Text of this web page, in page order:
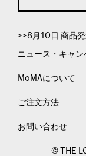
>>8月10日 商品
ニュース・キャン
MoMAについて
ご注文方法
お問い合わせ
© THE